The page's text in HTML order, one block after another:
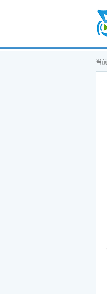
首页
当